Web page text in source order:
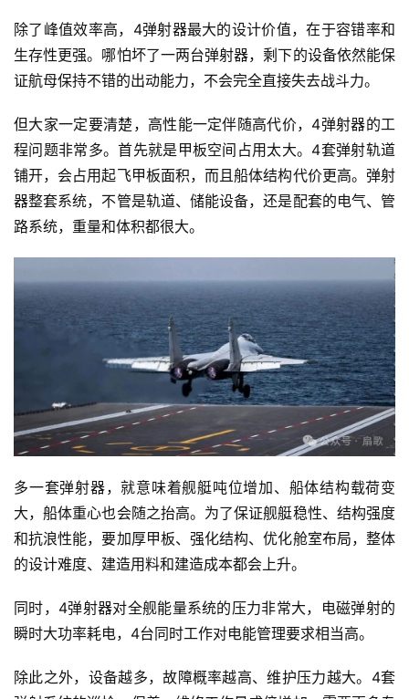
除了峰值效率高，4弹射器最大的设计价值，在于容错率和
生存性更强。哪怕坏了一两台弹射器，剩下的设备依然能保
证航母保持不错的出动能力，不会完全直接失去战斗力。
但大家一定要清楚，高性能一定伴随高代价，4弹射器的工
程问题非常多。首先就是甲板空间占用太大。4套弹射轨道
铺开，会占用起飞甲板面积，而且船体结构代价更高。弹射
器整套系统，不管是轨道、储能设备，还是配套的电气、管
路系统，重量和体积都很大。
多一套弹射器，就意味着舰艇吨位增加、船体结构载荷变
大，船体重心也会随之抬高。为了保证舰艇稳性、结构强度
和抗浪性能，要加厚甲板、强化结构、优化舱室布局，整体
的设计难度、建造用料和建造成本都会上升。
同时，4弹射器对全舰能量系统的压力非常大，电磁弹射的
瞬时大功率耗电，4台同时工作对电能管理要求相当高。
除此之外，设备越多，故障概率越高、维护压力越大。4套